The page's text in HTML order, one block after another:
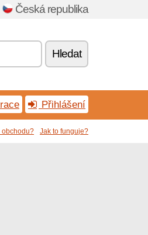
Česká republika
Hledat
Přihlášení
obchodu? Jak to funguje?